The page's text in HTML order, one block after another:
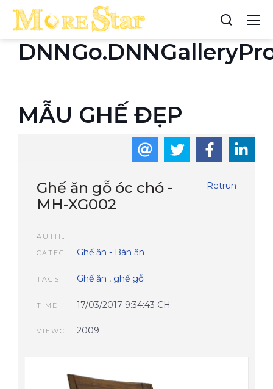
MẪU GHẾ ĐẸP
Retrun
Ghế ăn gỗ óc chó -
MH-XG002
CATEGORIES
Ghế ăn - Bàn ăn
TAGS Ghế ăn , ghế gỗ
TIME 17/03/2017 9:34:43 CH
VIEWCOUNT 2009